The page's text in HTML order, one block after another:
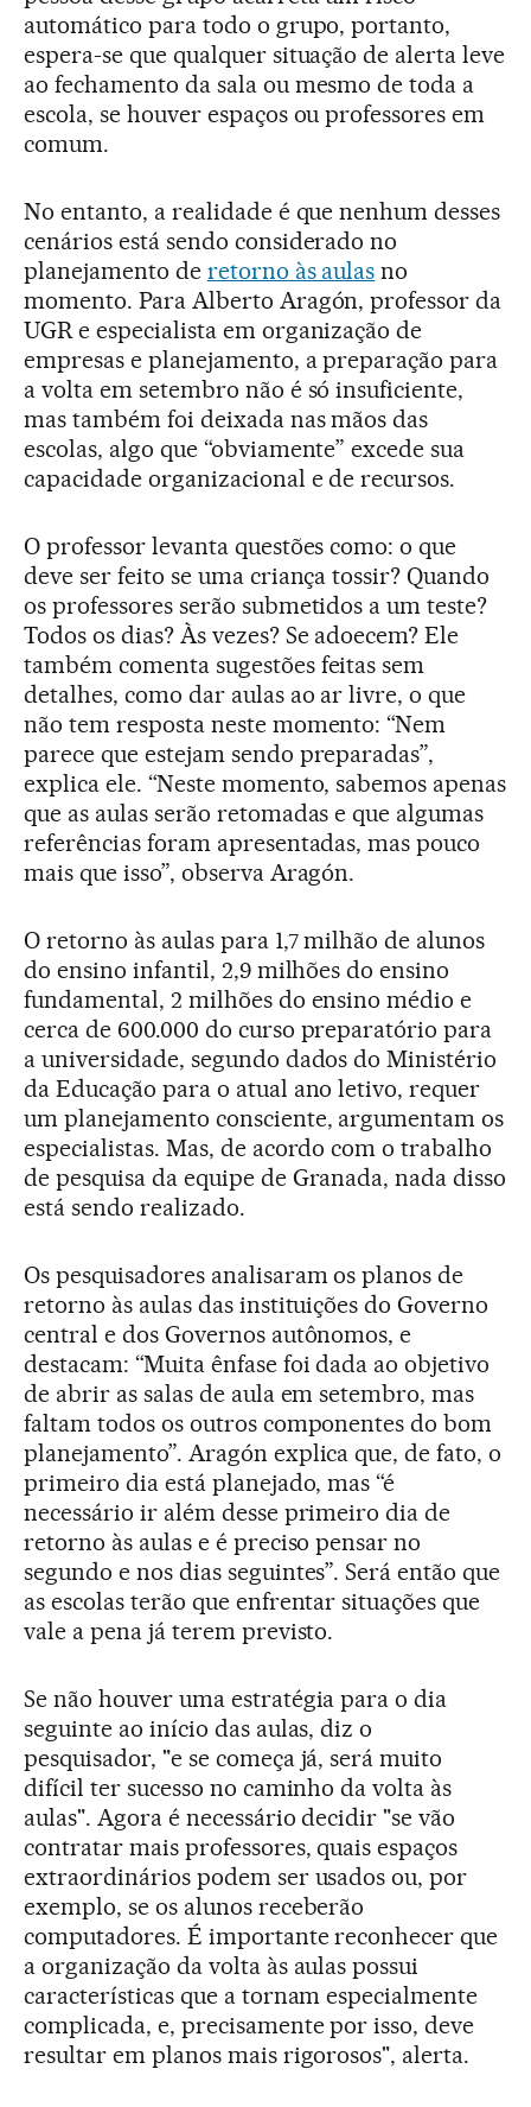
automático para todo o grupo, portanto,
espera-se que qualquer situação de alerta leve
ao fechamento da sala ou mesmo de toda a
escola, se houver espaços ou professores em
comum.
No entanto, a realidade é que nenhum desses
cenários está sendo considerado no
planejamento de retorno às aulas no
momento. Para Alberto Aragón, professor da
UGR e especialista em organização de
empresas e planejamento, a preparação para
a volta em setembro não é só insuficiente,
mas também foi deixada nas mãos das
escolas, algo que “obviamente” excede sua
capacidade organizacional e de recursos.
O professor levanta questões como: o que
deve ser feito se uma criança tossir? Quando
os professores serão submetidos a um teste?
Todos os dias? Às vezes? Se adoecem? Ele
também comenta sugestões feitas sem
detalhes, como dar aulas ao ar livre, o que
não tem resposta neste momento: “Nem
parece que estejam sendo preparadas”,
explica ele. “Neste momento, sabemos apenas
que as aulas serão retomadas e que algumas
referências foram apresentadas, mas pouco
mais que isso”, observa Aragón.
O retorno às aulas para 1,7 milhão de alunos
do ensino infantil, 2,9 milhões do ensino
fundamental, 2 milhões do ensino médio e
cerca de 600.000 do curso preparatório para
a universidade, segundo dados do Ministério
da Educação para o atual ano letivo, requer
um planejamento consciente, argumentam os
especialistas. Mas, de acordo com o trabalho
de pesquisa da equipe de Granada, nada disso
está sendo realizado.
Os pesquisadores analisaram os planos de
retorno às aulas das instituições do Governo
central e dos Governos autônomos, e
destacam: “Muita ênfase foi dada ao objetivo
de abrir as salas de aula em setembro, mas
faltam todos os outros componentes do bom
planejamento”. Aragón explica que, de fato, o
primeiro dia está planejado, mas “é
necessário ir além desse primeiro dia de
retorno às aulas e é preciso pensar no
segundo e nos dias seguintes”. Será então que
as escolas terão que enfrentar situações que
vale a pena já terem previsto.
Se não houver uma estratégia para o dia
seguinte ao início das aulas, diz o
pesquisador, "e se começa já, será muito
difícil ter sucesso no caminho da volta às
aulas". Agora é necessário decidir "se vão
contratar mais professores, quais espaços
extraordinários podem ser usados ou, por
exemplo, se os alunos receberão
computadores. É importante reconhecer que
a organização da volta às aulas possui
características que a tornam especialmente
complicada, e, precisamente por isso, deve
resultar em planos mais rigorosos", alerta.